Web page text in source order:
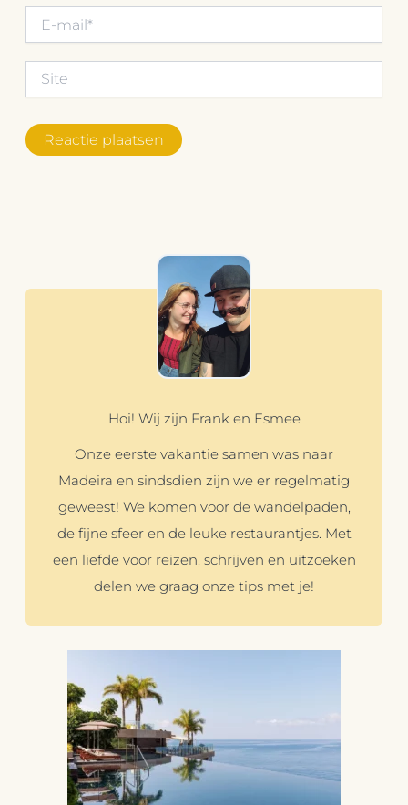
mail*
Hoi! Wij zijn Frank en Esmee
Onze eerste vakantie samen was naar
Madeira en sindsdien zijn we er regelmatig
geweest! We komen voor de wandelpaden,
de fijne sfeer en de leuke restaurantjes. Met
een liefde voor reizen, schrijven en uitzoeken
delen we graag onze tips met je!